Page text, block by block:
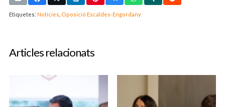
Etiquetes: Notícies Oposició Escaldes-Engordany
Articles relacionats